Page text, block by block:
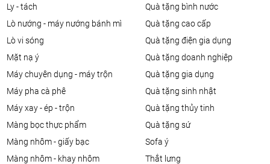
ly - tách
lò nướng - máy nướng bánh mì
lò vi sóng
mặt nạ ý
máy chuyên dụng - máy trộn
máy pha cà phê
máy xay - ép - trộn
màng bọc thực phẩm
màng nhôm - giấy bạc
màng nhôm - khay nhôm
quà tặng bình nước
quà tặng cao cấp
quà tặng điện gia dụng
quà tặng doanh nghiệp
quà tặng gia dụng
quà tặng sinh nhật
quà tặng thủy tinh
quà tặng sứ
sofa ý
thắt lưng